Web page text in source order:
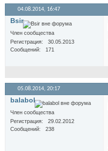
04.08.2014, 16:47
Bsir
Член сообщества
Регистрация
30.05.2013
Сообщений
171
05.08.2014, 20:17
balabol
Член сообщества
Регистрация
29.02.2012
Сообщений
238